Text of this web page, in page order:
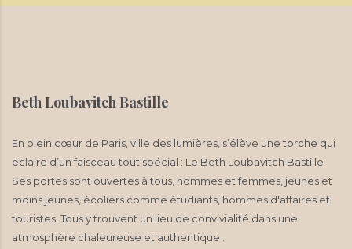
Beth Loubavitch Bastille
En plein cœur de Paris, ville des lumières, s’élève une torche qui
éclaire d’un faisceau tout spécial : Le Beth Loubavitch Bastille
Ses portes sont ouvertes à tous, hommes et femmes, jeunes et
moins jeunes, écoliers comme étudiants, hommes d'affaires et
touristes. Tous y trouvent un lieu de convivialité dans une
atmosphère chaleureuse et authentique .